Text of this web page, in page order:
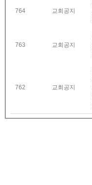
764 교회공지
763 교회공지
762 교회공지